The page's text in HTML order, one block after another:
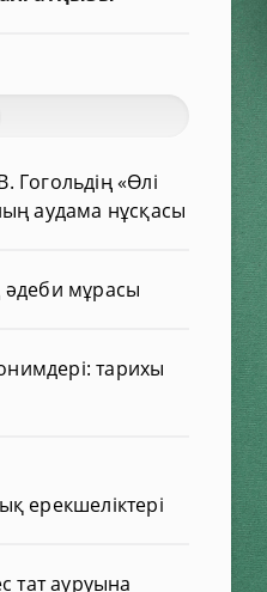
Гогольдің «Өлі
аудама нұсқасы
мұрасы
тарихы
ерекшеліктері
тат ауруына